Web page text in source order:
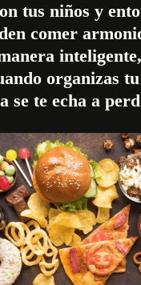
tus niños y
comer
organizas tu
se te echa a